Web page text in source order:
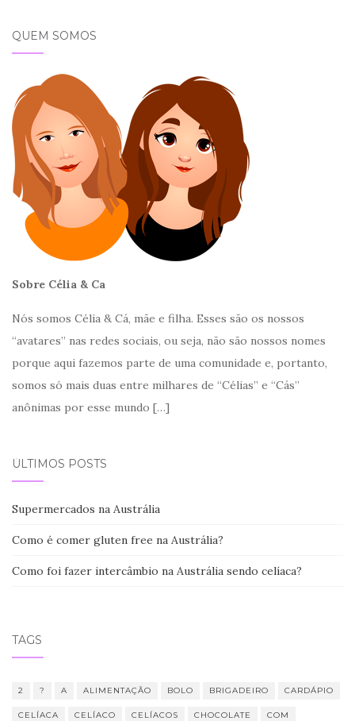
QUEM SOMOS
Sobre Célia & Ca
Nós somos Célia & Cá, mãe e filha. Esses são os nossos
“avatares” nas redes sociais, ou seja, não são nossos nomes
porque aqui fazemos parte de uma comunidade e, portanto,
somos só mais duas entre milhares de “Célias” e “Cás”
anônimas por esse mundo […]
ÚLTIMOS POSTS
Supermercados na Austrália
Como é comer gluten free na Austrália?
Como foi fazer intercâmbio na Austrália sendo celíaca?
TAGS
2 ? A ALIMENTAÇÃO BOLO BRIGADEIRO CARDÁPIO
CELÍACA CELÍACO CELÍACOS CHOCOLATE COM